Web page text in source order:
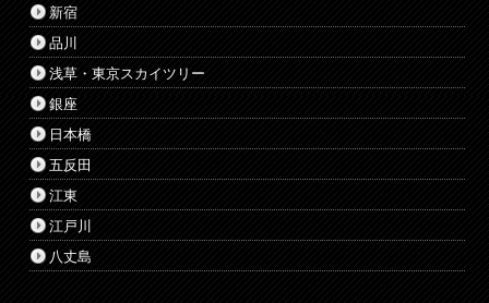
新宿
品川
浅草・東京スカイツリー
銀座
日本橋
五反田
江東
江戸川
八丈島